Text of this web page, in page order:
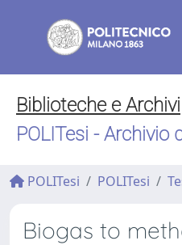
Biblioteche e Archivi
POLITesi -
POLITesi POLITesi
Biogas to